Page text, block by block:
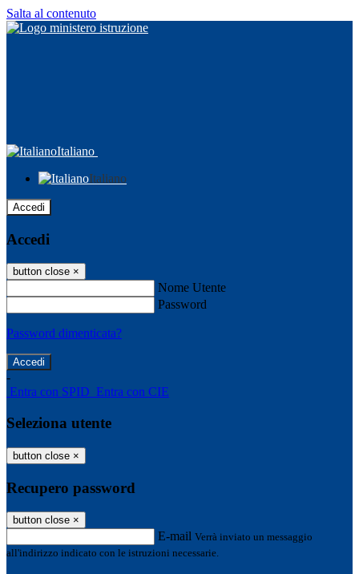
Salta al contenuto
Italiano
Italiano
Accedi
Accedi
button close ×
Nome Utente
Password
Password dimenticata?
-
Entra con SPID Entra con CIE
Seleziona utente
button close ×
Recupero password
button close ×
E-mail Verrà inviato un messaggio
all'indirizzo indicato con le istruzioni necessarie.